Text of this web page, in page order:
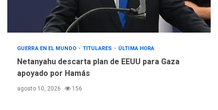
GUERRA EN EL MUNDO TITULARES ÚLTIMA HORA
Netanyahu descarta plan de EEUU para Gaza
apoyado por Hamás
agosto 10, 2026 156